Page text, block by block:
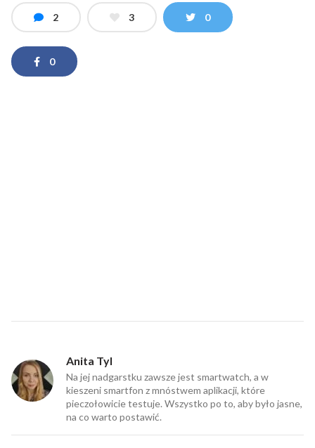
2 3 0
0
Anita Tyl
Na jej nadgarstku zawsze jest smartwatch, a w
kieszeni smartfon z mnóstwem aplikacji, które
pieczołowicie testuje. Wszystko po to, aby było jasne,
na co warto postawić.